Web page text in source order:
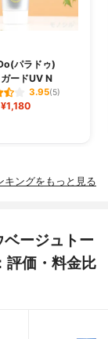
パラドゥ)
ードUV N
3.95(5)
¥1,180
キングをもっと見る
ージュトー
評価・料金比